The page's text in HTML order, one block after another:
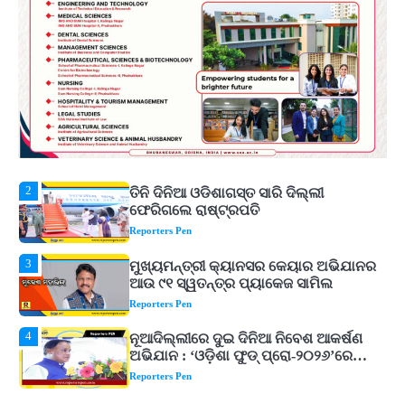
Reporters Pen
ଆସାମରେ ଭୟଙ୍କର ବନ୍ୟା ମୃତ୍ୟୁ ସଂଖ୍ୟା
୮୯କୁ ବୃଦ୍ଧି
ତିନି ଦିନିଆ ଓଡିଶାଗସ୍ତ ସାରି ଦିଲ୍ଲୀ
ଫେରିଗଲେ ରାଷ୍ଟ୍ରପତି
Reporters Pen
3
ମୁଖ୍ୟମନ୍ତ୍ରୀ କ୍ୟାନସର କେୟାର ଅଭିଯାନର
ଆଉ ୯୧ ସ୍ୱତନ୍ତ୍ର ପ୍ୟାକେଜ ସାମିଲ
Reporters Pen
4
ନୂଆଦିଲ୍ଲୀରେ ଦୁଇ ଦିନିଆ ନିବେଶ ଆକର୍ଷଣ
ଅଭିଯାନ : ‘ଓଡ଼ିଶା ଫୁଡ୍ ପ୍ରୋ-୨୦୨୬’ରେ
ଖାଦ୍ୟ ପ୍ରକ୍ରିୟାକରଣ କ୍ଷେତ୍ରକୁ ମିଳିବ
ଗୁରୁତ୍ୱ
Reporters Pen
5
ବନ୍ୟା ପ୍ରଭାବିତଙ୍କ ଲାଗି ୧୧୦ କୋଟି
ଟଙ୍କାର ପ୍ୟାକେଜ
Reporters Pen